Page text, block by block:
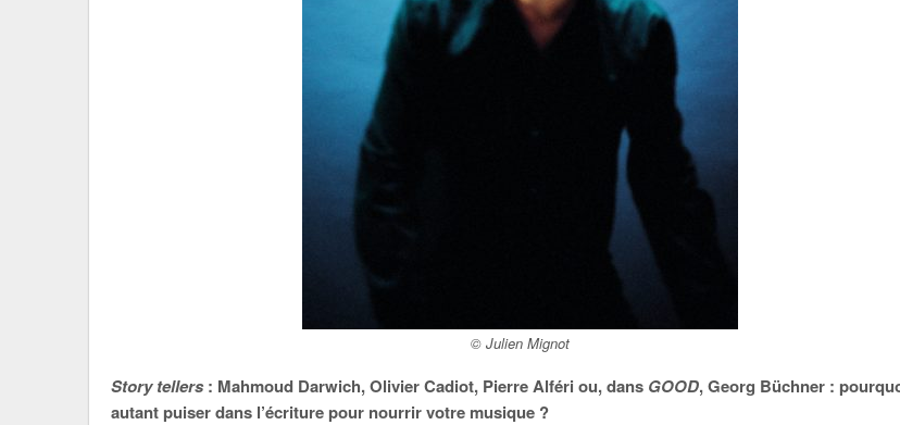
© Julien Mignot
Story tellers: Mahmoud Darwich, Olivier Cadiot, Pierre Alféri ou, dans GOOD,Georg Büchner :
autant puiser dans l’écriture pour nourrir votre musique ?